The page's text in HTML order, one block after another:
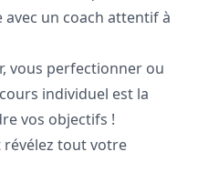
un coach attentif à
vous perfectionner ou
individuel est la
vos objectifs !
révélez tout votre